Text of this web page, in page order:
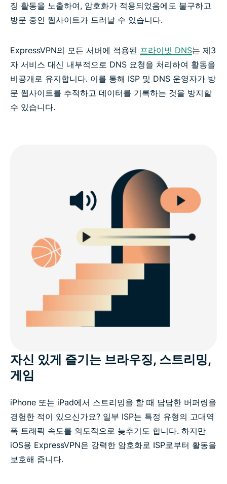
징 활동을 노출하여, 암호화가 적용되었음에도 불구하고
방문 중인 웹사이트가 드러날 수 있습니다.
ExpressVPN의 모든 서버에 적용된 프라이빗 DNS는 제3
자 서비스 대신 내부적으로 DNS 요청을 처리하여 활동을
비공개로 유지합니다. 이를 통해 ISP 및 DNS 운영자가 방
문 웹사이트를 추적하고 데이터를 기록하는 것을 방지할
수 있습니다.
자신 있게 즐기는 브라우징, 스트리밍,
게임
iPhone 또는 iPad에서 스트리밍을 할 때 답답한 버퍼링을
경험한 적이 있으신가요? 일부 ISP는 특정 유형의 고대역
폭 트래픽 속도를 의도적으로 늦추기도 합니다. 하지만
iOS용 ExpressVPN은 강력한 암호화로 ISP로부터 활동을
보호해 줍니다.